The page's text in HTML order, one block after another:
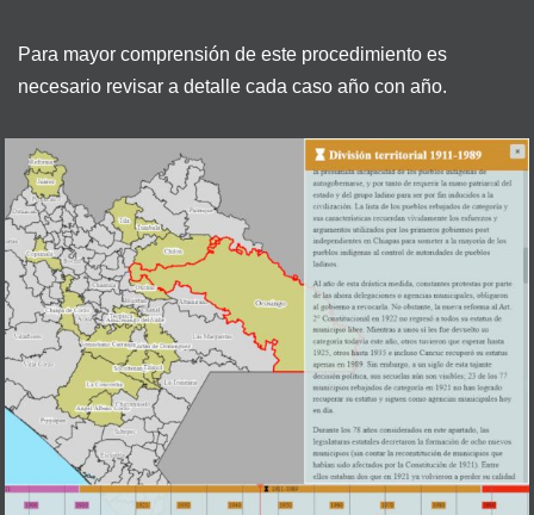
Para mayor comprensión de este procedimiento es
necesario revisar a detalle cada caso año con año.